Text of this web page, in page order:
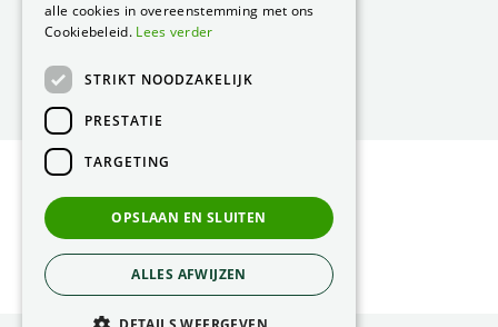
T.0499 57 40 80
Privacy Statement
Green Solutions
alle cookies in overeenstemming met ons
Cookiebeleid. Lees verder
STRIKT NOODZAKELIJK
PRESTATIE
TARGETING
OPSLAAN EN SLUITEN
ALLES AFWIJZEN